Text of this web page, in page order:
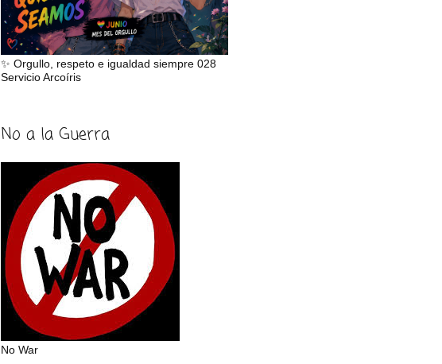
✨ Orgullo, respeto e igualdad siempre 028
Servicio Arcoíris
No a la Guerra
No War